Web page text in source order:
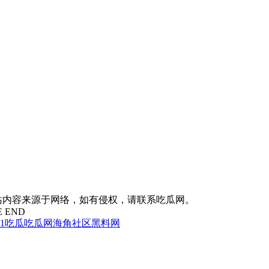
内容来源于网络，如有侵权，请联系吃瓜网。
END
吃瓜吃瓜网海角社区黑料网